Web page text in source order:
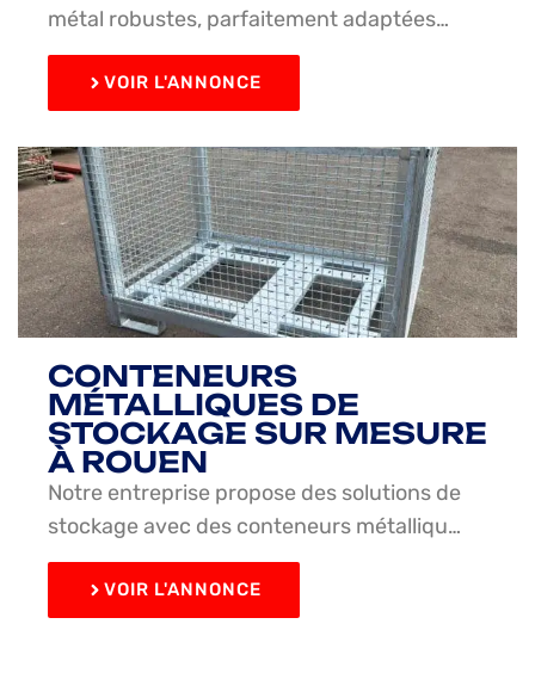
métal robustes, parfaitement adaptées…
VOIR L'ANNONCE
CONTENEURS
MÉTALLIQUES DE
STOCKAGE SUR MESURE
À ROUEN
Notre entreprise propose des solutions de
stockage avec des conteneurs métalliqu…
VOIR L'ANNONCE